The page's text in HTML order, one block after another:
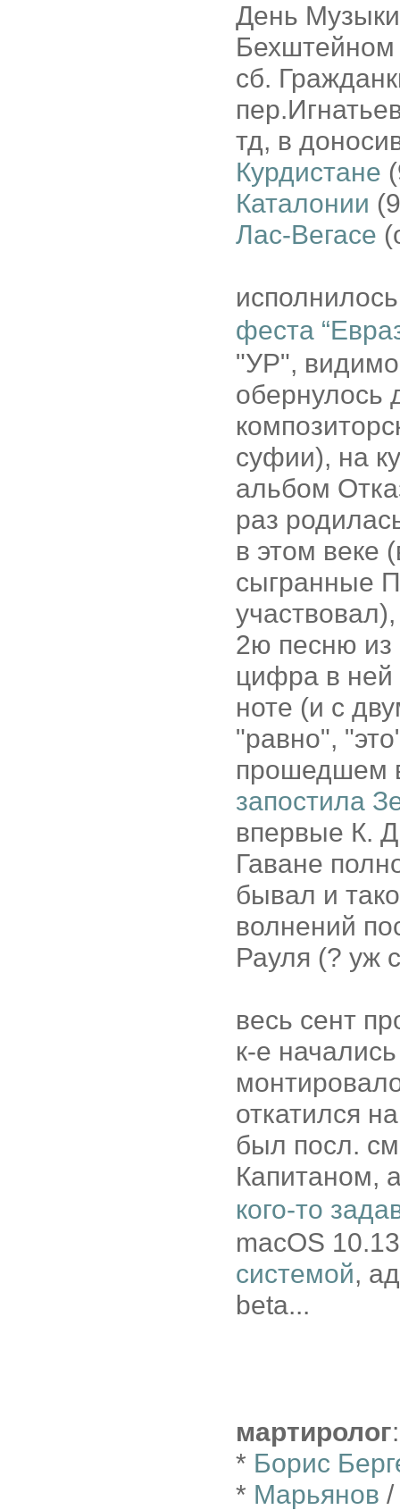
День
сб.
тд, в
Курдистане
Каталонии
Лас-Вегасе
феста
"УР",
обернулось
суфии), на
альбом
раз
в этом веке
сыгранные
2ю песню из
цифра в ней
ноте (и с
"равно",
прошедшем
запостила
впервые К.
Гаване
бывал и
волнений
Рауля (? уж
весь сент
к-е
откатился
был посл.
Капитаном,
кого-то
macOS
системой,
beta...
мартиролог:
* Борис
* Марьянов /